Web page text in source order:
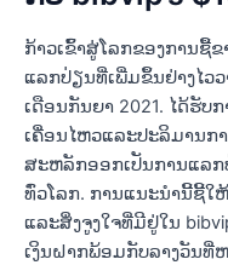
ກ້າວເຂົ້າສູ່ໂລກຂອງການຊື້ຂ
ແລກປ່ຽນທີ່ເພີ່ມຂຶ້ນຢ່າງໄວ
ເດືອນກັນຍາ 2021. ໄດ້ຮັ
ເຄື່ອນໄຫວແລະປະລິມານກ
ສະຫລັກອອກເປັນການແລກ
ທົ່ວໂລກ. ການແນະນໍານີ້ຊີ້ໃ
ແລະສິ່ງຈູງໃຈທີ່ມີຢູ່ໃນ
ເງິນຝາກພ້ອມກັບລາງວັນທີ່